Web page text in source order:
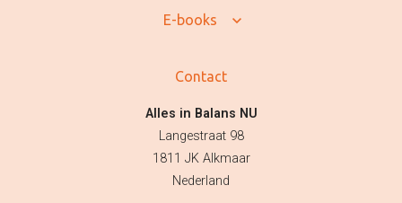
E-books
Contact
Alles in Balans NU
Langestraat 98
1811 JK Alkmaar
Nederland